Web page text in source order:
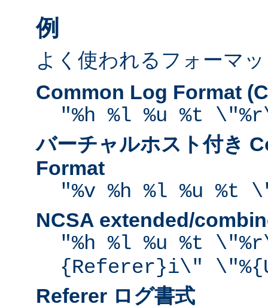
例
よく使われるフォーマ
Common Log Format
"%h %l %u %t
バーチャルホスト付き
Format
"%v %h %l %u %t
NCSA extended/
"%h %l %u %t
{Referer}i\"
Referer ログ書式